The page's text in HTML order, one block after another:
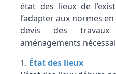
état des lieux de
l’adapter aux normes
devis des
aménagements
État des lieux